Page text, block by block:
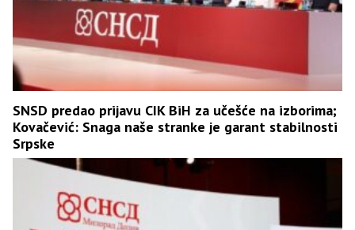
SNSD predao prijavu CIK BiH za učešće na izborima;
Kovačević: Snaga naše stranke je garant stabilnosti
Srpske